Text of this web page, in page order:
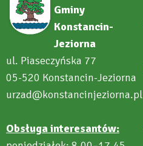
Gminy
Konstancin-
Jeziorna
ul. Piaseczyńska 77
05-520 Konstancin-Jeziorna
urzad@konstancinjeziorna.pl
Obsługa interesantów: